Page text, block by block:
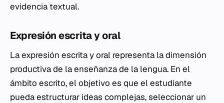
evidencia textual.
Expresión escrita y oral
La expresión escrita y oral representa la dimensión
productiva de la enseñanza de la lengua. En el
ámbito escrito, el objetivo es que el estudiante
pueda estructurar ideas complejas, seleccionar un